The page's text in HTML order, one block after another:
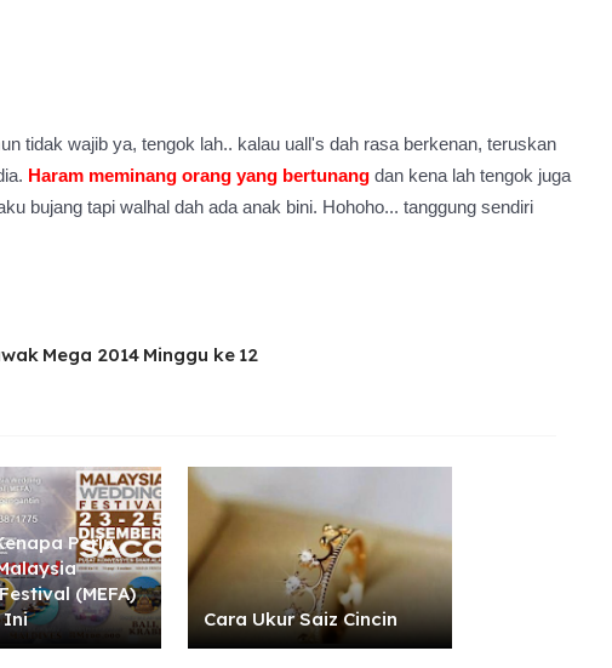
tidak wajib ya, tengok lah.. kalau uall's dah rasa berkenan, teruskan
Haram meminang orang yang bertunang dan kena lah tengok juga
bujang tapi walhal dah ada anak bini. Hohoho... tanggung sendiri
Mega 2014 Minggu ke 12
Perlu
(MEFA)
Ini
Cara Ukur Saiz Cincin